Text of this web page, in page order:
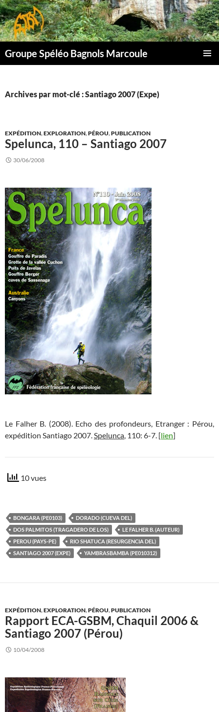
Aller
au
contenu
Groupe Spéléo Bagnols Marcoule
Archives par mot-clé : Santiago 2007 (Expe)
EXPÉDITION,EXPLORATION,PÉROU,PUBLICATION
Spelunca, 110 – Santiago 2007
30/06/2008
Le Falher B. (2008). Echo des profondeurs, Etranger : Pérou,
expédition Santiago 2007.Spelunca, 110: 6-7. [lien]
10 vues
BONGARA (PE0103)
DORADO (CUEVA DEL)
DOS PALMITOS (TRAGADERO DE LOS)
LE FALHER B. (AUTEUR)
PEROU (PAYS-PE)
RIO SHATUCA (RESURGENCIA DEL)
SANTIAGO 2007 (EXPE)
YAMBRASBAMBA (PE010312)
EXPÉDITION,EXPLORATION,PÉROU,PUBLICATION
Rapport ECA-GSBM, Chaquil 2006 &
Santiago 2007 (Pérou)
10/04/2008